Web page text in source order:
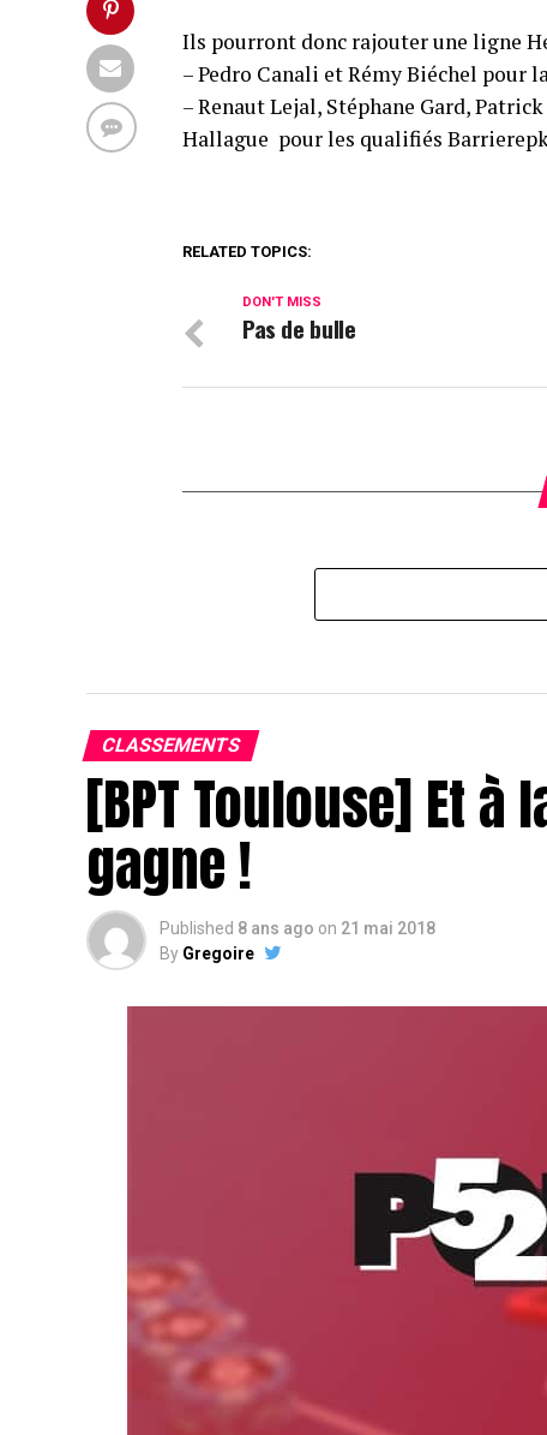
Ils pourront donc rajouter une ligne
– Pedro Canali et Rémy Biéchel pour
– Renaut Lejal, Stéphane Gard,
Hallague pour les qualifiés
RELATED TOPICS:
DON'T MISS
Pas de bulle
CLASSEMENTS
[BPT Toulouse] Et
gagne !
Published 8 ans ago on 21 mai 2018
By Gregoire